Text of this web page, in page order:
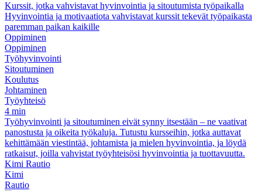
Kurssit, jotka vahvistavat hyvinvointia ja sitoutumista työpaikalla
Hyvinvointia ja motivaatiota vahvistavat kurssit tekevät työpaikasta
paremman paikan kaikille
Oppiminen
Oppiminen
Työhyvinvointi
Sitoutuminen
Koulutus
Johtaminen
Työyhteisö
4 min
Työhyvinvointi ja sitoutuminen eivät synny itsestään – ne vaativat
panostusta ja oikeita työkaluja. Tutustu kursseihin, jotka auttavat
kehittämään viestintää, johtamista ja mielen hyvinvointia, ja löydä
ratkaisut, joilla vahvistat työyhteisösi hyvinvointia ja tuottavuutta.
Kimi Rautio
Kimi
Rautio